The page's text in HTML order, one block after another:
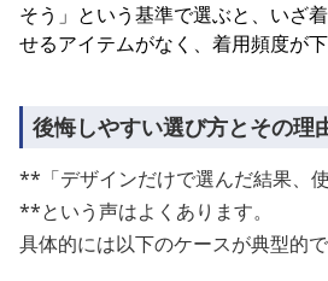
そう」という基準で選ぶと、いざ
せるアイテムがなく、着用頻度が下
後悔しやすい選び方とその理
**「デザインだけで選んだ結果、
**という声はよくあります。
具体的には以下のケースが典型的で